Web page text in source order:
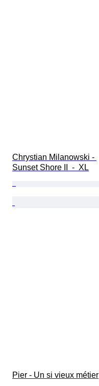
Chrystian Milanowski -
Sunset Shore II  -  XL
Pier - Un si vieux métier